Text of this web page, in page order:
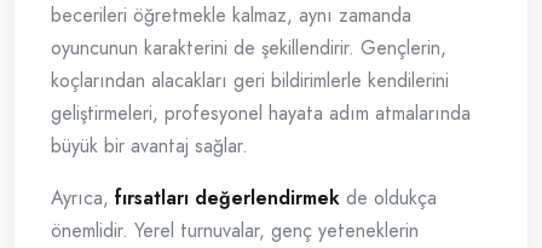
becerileri öğretmekle kalmaz, aynı zamanda
oyuncunun karakterini de şekillendirir. Gençlerin,
koçlarından alacakları geri bildirimlerle kendilerini
geliştirmeleri, profesyonel hayata adım atmalarında
büyük bir avantaj sağlar.
Ayrıca, fırsatları değerlendirmek de oldukça
önemlidir. Yerel turnuvalar, genç yeteneklerin